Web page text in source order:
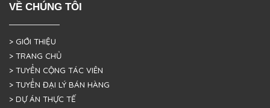
VỀ CHÚNG TÔI
> GIỚI THIỆU
> TRANG CHỦ
> TUYỂN CỘNG TÁC VIÊN
> TUYỂN ĐẠI LÝ BÁN HÀNG
> DỰ ÁN THỰC TẾ